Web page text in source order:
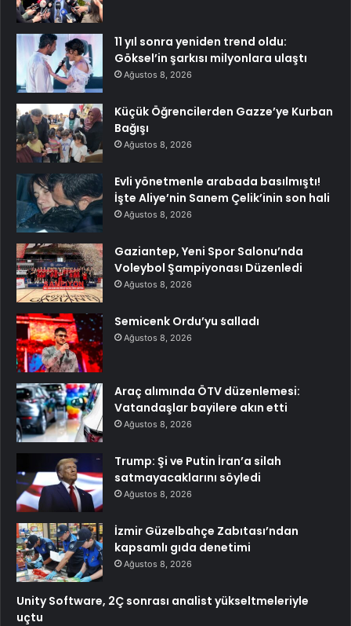
11 yıl sonra yeniden trend oldu:
Göksel’in şarkısı milyonlara ulaştı
Ağustos 8, 2026
Küçük Öğrencilerden Gazze’ye Kurban
Bağışı
Ağustos 8, 2026
Evli yönetmenle arabada basılmıştı!
İşte Aliye’nin Sanem Çelik’inin son hali
Ağustos 8, 2026
Gaziantep, Yeni Spor Salonu’nda
Voleybol Şampiyonası Düzenledi
Ağustos 8, 2026
Semicenk Ordu’yu salladı
Ağustos 8, 2026
Araç alımında ÖTV düzenlemesi:
Vatandaşlar bayilere akın etti
Ağustos 8, 2026
Trump: Şi ve Putin İran’a silah
satmayacaklarını söyledi
Ağustos 8, 2026
İzmir Güzelbahçe Zabıtası’ndan
kapsamlı gıda denetimi
Ağustos 8, 2026
Unity Software, 2Ç sonrası analist yükseltmeleriyle
uçtu